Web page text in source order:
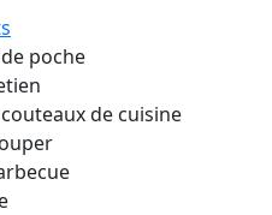
poche
de cuisine